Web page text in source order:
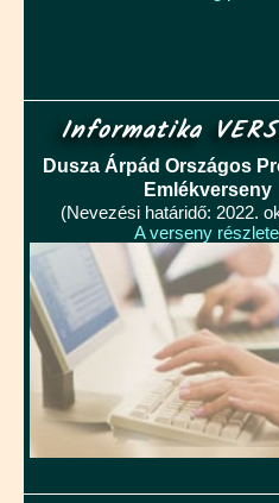
Informatika
Dusza Árpád Országos
Emlékverseny
(Nevezési határidő: 2022.
A verseny